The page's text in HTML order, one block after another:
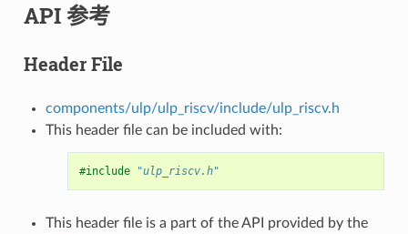
API 参考
Header File
components/ulp/ulp_riscv/include/ulp_riscv.h
This header file can be included with:
#include "ulp_riscv.h"
This header file is a part of the API provided by the